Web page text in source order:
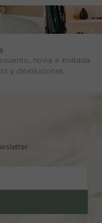
novia e Invitada.
y devoluciones.